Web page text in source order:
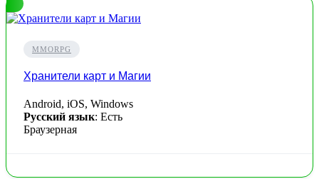
MMORPG
Хранители карт и Магии
Android, iOS, Windows
Русский язык: Есть
Браузерная